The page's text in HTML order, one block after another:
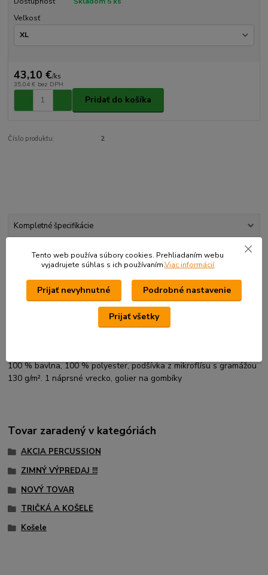
Veľkosť
43,10 €/ks
35,04 € bez DPH
Pridať do košíka
Číslo produktu: 2
Kompletné špecifikácie
Komentáre 0
Kompletné špecifikácie
Pánska košeľa s dlhým rukávom v módnom farebnom káro
100 % bavlna, 100 % polyester, podšívka z mikroflísu s gramážou
130 g/m². 1 náprsné vrecko, golier na gombíky
Tovar zaradený v kategóriách
AKCIA PERCUSSION
ZIMNÝ VÝPREDAJ !!!
NOVÝ TOVAR
TRIČKÁ A KOŠELE
Košele
Tento web používa súbory cookies. Prehliadaním webu
vyjadrujete súhlas s ich používaním.Viac informácií
Prijať nevyhnutné Podrobné nastavenie
Prijať všetky